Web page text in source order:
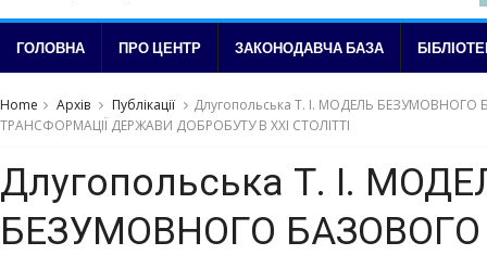
ГОЛОВНА ПРО ЦЕНТР ЗАКОНОДАВЧА БАЗА
Home Архів Публікації
Длугопольська Т. І. МОДЕЛЬ
ТРАНСФОРМАЦІЇ ДЕРЖАВИ ДОБРОБУТУ В ХХІ СТОЛІТТІ
Длугопольська Т. І.
БЕЗУМОВНОГО